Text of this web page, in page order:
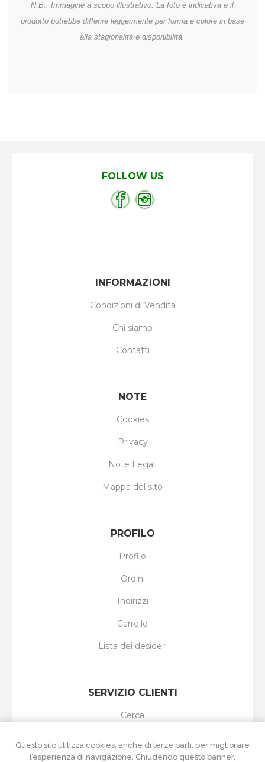
N.B.: Immagine a scopo illustrativo. La foto è indicativa e il
prodotto potrebbe differire leggermente per forma e colore in base
alla stagionalità e disponibilità.
FOLLOW US
INFORMAZIONI
Condizioni di Vendita
Chi siamo
Contatti
NOTE
Cookies
Privacy
Note Legali
Mappa del sito
PROFILO
Profilo
Ordini
Indirizzi
Carrello
Lista dei desideri
SERVIZIO CLIENTI
Cerca
Questo sito utilizza cookies, anche di terze parti, per migliorare
l’esperienza di navigazione. Chiudendo questo banner,